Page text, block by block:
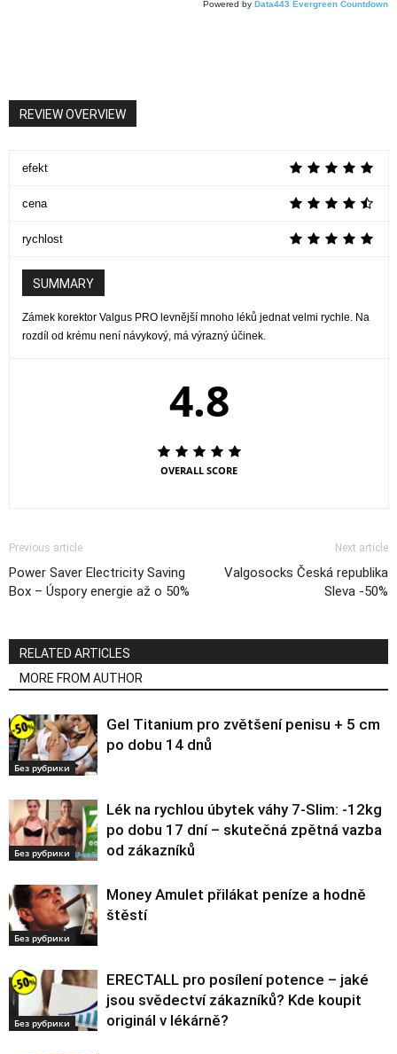
Powered by Data443 Evergreen Countdown
REVIEW OVERVIEW
efekt
cena
rychlost
SUMMARY
Zámek korektor Valgus PRO levnější mnoho léků jednat velmi rychle. Na
rozdíl od krému není návykový, má výrazný účinek.
4.8
OVERALL SCORE
Previous article
Power Saver Electricity Saving
Box – Úspory energie až o 50%
Next article
Valgosocks Česká republika
Sleva -50%
RELATED ARTICLES
MORE FROM AUTHOR
Без рубрики
Gel Titanium pro zvětšení penisu + 5 cm
po dobu 14 dnů
Без рубрики
Lék na rychlou úbytek váhy 7-Slim: -12kg
po dobu 17 dní – skutečná zpětná vazba
od zákazníků
Без рубрики
Money Amulet přilákat peníze a hodně
štěstí
Без рубрики
ERECTALL pro posílení potence – jaké
jsou svědectví zákazníků? Kde koupit
originál v lékárně?